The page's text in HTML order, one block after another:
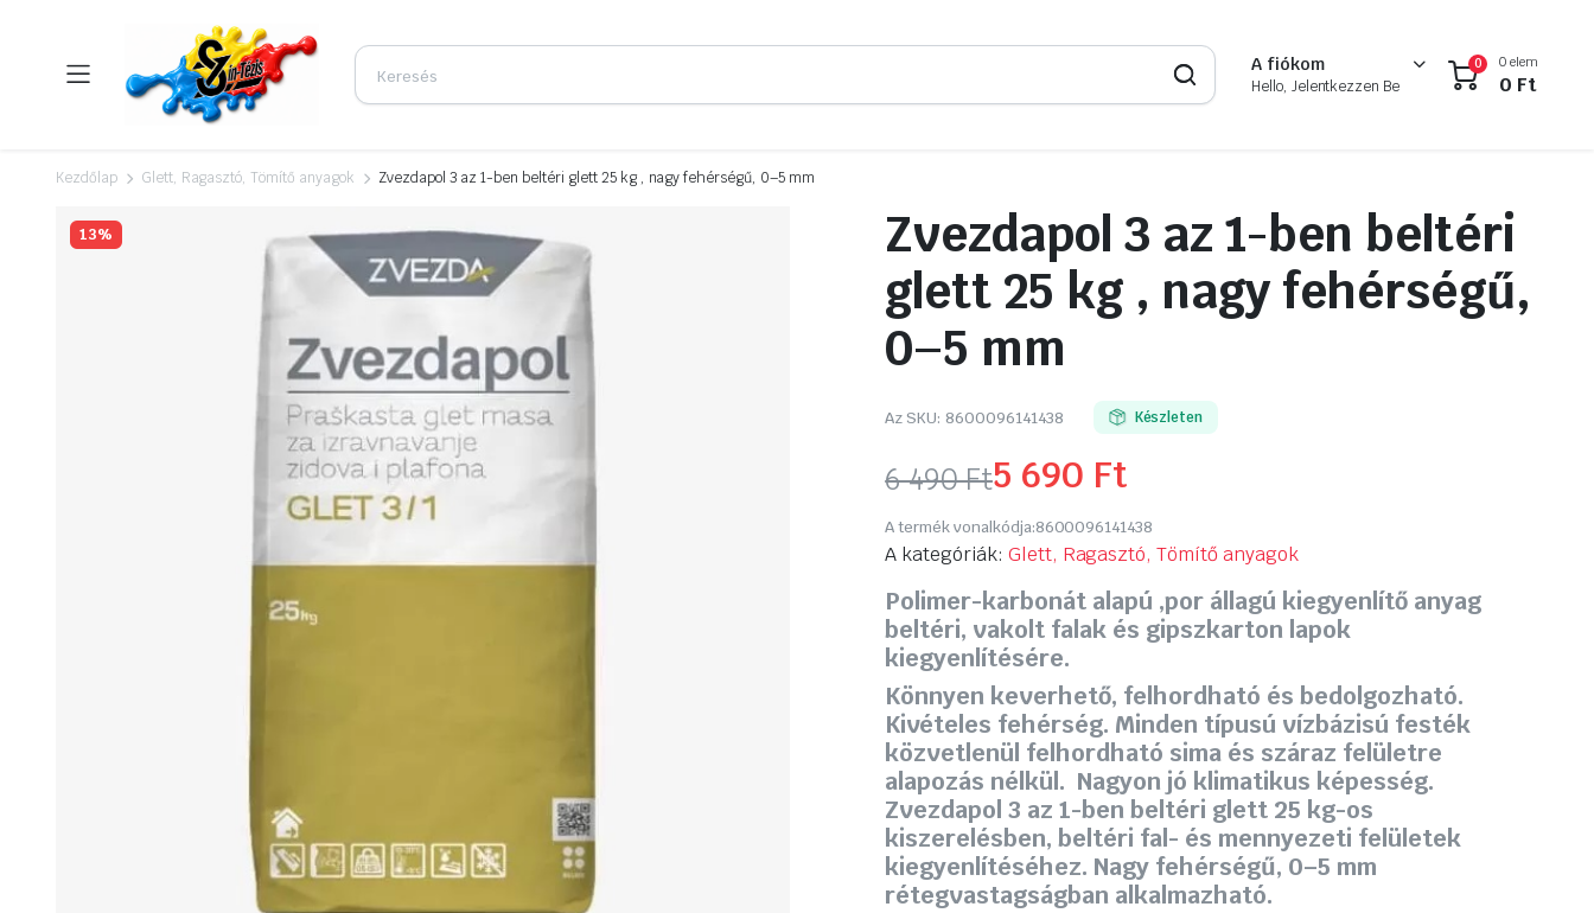
A fiókom
Hello, Jelentkezzen Be
0 0 elem
0 Ft
Kezdőlap Glett, Ragasztó, Tömítő anyagok Zvezdapol 3 az 1-ben beltéri glett 25 kg , nagy fehérségű, 0–5 mm
13%
Zvezdapol 3 az 1-ben beltéri
glett 25 kg , nagy fehérségű,
0–5 mm
Az SKU: 8600096141438 Készleten
6 490Ft
Original
price
was:
6
490 Ft.
5 690 Ft
Current
price
is:
5
690 Ft.
A termék vonalkódja:8600096141438
A kategóriák: Glett, Ragasztó, Tömítő anyagok
Polimer-karbonát alapú ,por állagú kiegyenlítő anyag
beltéri, vakolt falak és gipszkarton lapok
kiegyenlítésére.
Könnyen keverhető, felhordható és bedolgozható.
Kivételes fehérség. Minden típusú vízbázisú festék
közvetlenül felhordható sima és száraz felületre
alapozás nélkül. Nagyon jó klimatikus képesség.
Zvezdapol 3 az 1-ben beltéri glett 25 kg-os
kiszerelésben, beltéri fal- és mennyezeti felületek
kiegyenlítéséhez. Nagy fehérségű, 0–5 mm
rétegvastagságban alkalmazható.